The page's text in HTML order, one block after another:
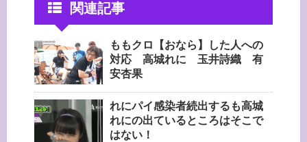
関連記事
ももクロ【おなら】した人への
対応 高城れに 玉井詩織 有
安杏果
れにパイ感染者続出するも高城
れにの出ているところはそこで
はない！